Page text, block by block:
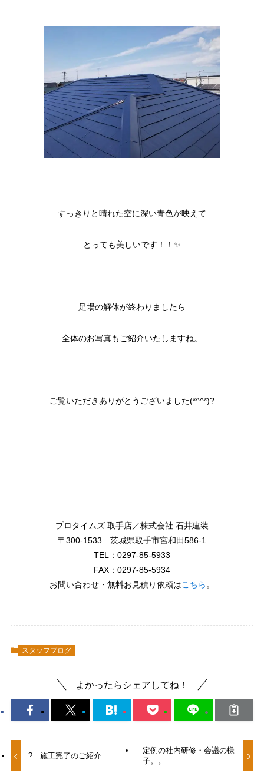
すっきりと晴れた空に深い青色が映えて
とっても美しいです！！✨
足場の解体が終わりましたら
全体のお写真もご紹介いたしますね。
ご覧いただきありがとうございました(*^^*)?
ｰｰｰｰｰｰｰｰｰｰｰｰｰｰｰｰｰｰｰｰｰｰｰｰｰｰｰ
プロタイムズ 取手店／株式会社 石井建装
〒300-1533 茨城県取手市宮和田586-1
TEL：0297-85-5933
FAX：0297-85-5934
お問い合わせ・無料お見積り依頼はこちら 。
スタッフブログ
よかったらシェアしてね！
? 施工完了のご紹介
定例の社内研修・会議の様
子。。